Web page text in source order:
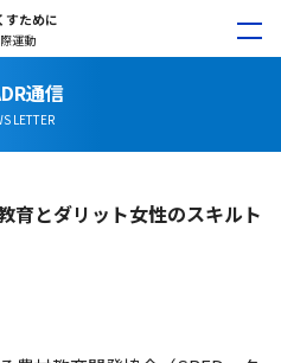
すために
運動
通信
LETTER
育とダリット女性のスキルト